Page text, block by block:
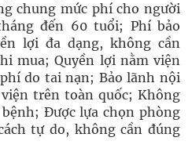
chung mức phí cho người
đến 60 tuổi; Phí bảo
lợi đa dạng, không cần
mua; Quyền lợi nằm viện
do tai nạn; Bảo lãnh nội
trên toàn quốc; Không
Được lựa chọn phòng
tự do, không cần đúng